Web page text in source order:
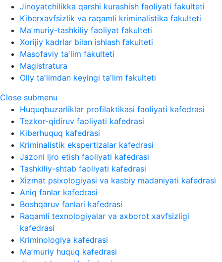
Jinoyatchilikka qarshi kurashish faoliyati fakulteti
Kiberxavfsizlik va raqamli kriminalistika fakulteti
Maʼmuriy-tashkiliy faoliyat fakulteti
Xorijiy kadrlar bilan ishlash fakulteti
Masofaviy taʼlim fakulteti
Magistratura
Oliy taʼlimdan keyingi taʼlim fakulteti
Close submenu
Huquqbuzarliklar profilaktikasi faoliyati kafedrasi
Tezkor-qidiruv faoliyati kafedrasi
Kiberhuquq kafedrasi
Kriminalistik ekspertizalar kafedrasi
Jazoni ijro etish faoliyati kafedrasi
Tashkiliy-shtab faoliyati kafedrasi
Xizmat psixologiyasi va kasbiy madaniyati kafedrasi
Aniq fanlar kafedrasi
Boshqaruv fanlari kafedrasi
Raqamli texnologiyalar va axborot xavfsizligi
kafedrasi
Kriminologiya kafedrasi
Maʼmuriy huquq kafedrasi